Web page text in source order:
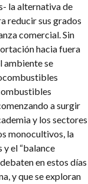
la alternativa de
reducir sus grados
comercial. Sin
hacia fuera
ambiente se
a surgir
y los sectores
monocultivos, la
el “balance
en estos días
y que se exploran